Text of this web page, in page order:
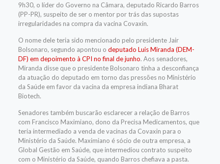
9h30, o líder do Governo na Câmara, deputado Ricardo Barros
(PP-PR), suspeito de ser o mentor por trás das supostas
irregularidades na compra da vacina Covaxin.
O nome dele teria sido mencionado pelo presidente Jair
Bolsonaro, segundo apontou o deputado Luis Miranda (DEM-
DF) em depoimento à CPI no final de junho. Aos senadores,
Miranda disse que o presidente Bolsonaro tinha a desconfiança
da atuação do deputado em torno das pressões no Ministério
da Saúde em favor da vacina da empresa indiana Bharat
Biotech.
Senadores também buscarão esclarecer a relação de Barros
com Francisco Maximiano, dono da Precisa Medicamentos, que
teria intermediado a venda de vacinas da Covaxin para o
Ministério da Saúde. Maximiano é sócio de outra empresa, a
Global Gestão em Saúde, que intermediou contrato suspeito
com o Ministério da Saúde, quando Barros chefiava a pasta.